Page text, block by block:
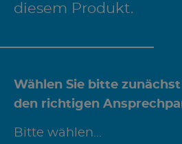
diesem Produkt.
Wählen Sie bitte
den richtigen